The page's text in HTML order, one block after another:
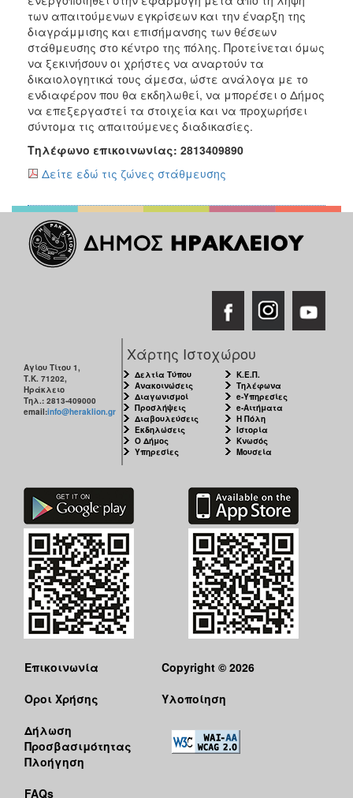
των απαιτούμενων εγκρίσεων και την έναρξη της
διαγράμμισης και επισήμανσης των θέσεων
στάθμευσης στο κέντρο της πόλης. Προτείνεται όμως
να ξεκινήσουν οι χρήστες να αναρτούν τα
δικαιολογητικά τους άμεσα, ώστε ανάλογα με το
ενδιαφέρον που θα εκδηλωθεί, να μπορέσει ο Δήμος
να επεξεργαστεί τα στοιχεία και να προχωρήσει
σύντομα τις απαιτούμενες διαδικασίες.
Τηλέφωνο επικοινωνίας: 2813409890
Δείτε εδώ τις ζώνες στάθμευσης
Αγίου Τίτου 1,
Τ.Κ. 71202,
Ηράκλειο
Τηλ.: 2813-409000
email:info@heraklion.gr
Χάρτης Ιστοχώρου
Δελτία Τύπου
Ανακοινώσεις
Διαγωνισμοί
Προσλήψεις
Διαβουλεύσεις
Εκδηλώσεις
Ο Δήμος
Υπηρεσίες
Κ.Ε.Π.
Τηλέφωνα
e-Υπηρεσίες
e-Αιτήματα
Η Πόλη
Ιστορία
Κνωσός
Μουσεία
Επικοινωνία
Όροι Χρήσης
Δήλωση
Προσβασιμότητας
Πλοήγηση
FAQs
Copyright © 2026
Υλοποίηση